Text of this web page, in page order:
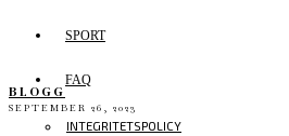
SPORT
FAQ
INTEGRITETSPOLICY
BLOGG
SEPTEMBER 26, 2023